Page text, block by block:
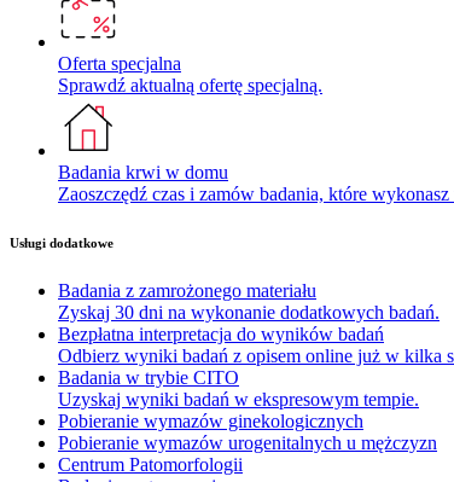
Oferta specjalna
Sprawdź aktualną ofertę specjalną.
Badania krwi w domu
Zaoszczędź czas i zamów badania, które
Usługi dodatkowe
Badania z zamrożonego materiału
Zyskaj 30 dni na wykonanie dodatkowych badań.
Bezpłatna interpretacja do wyników badań
Odbierz wyniki badań z opisem online już w kilka
Badania w trybie CITO
Uzyskaj wyniki badań w ekspresowym tempie.
Pobieranie wymazów ginekologicznych
Pobieranie wymazów urogenitalnych u mężczyzn
Centrum Patomorfologii